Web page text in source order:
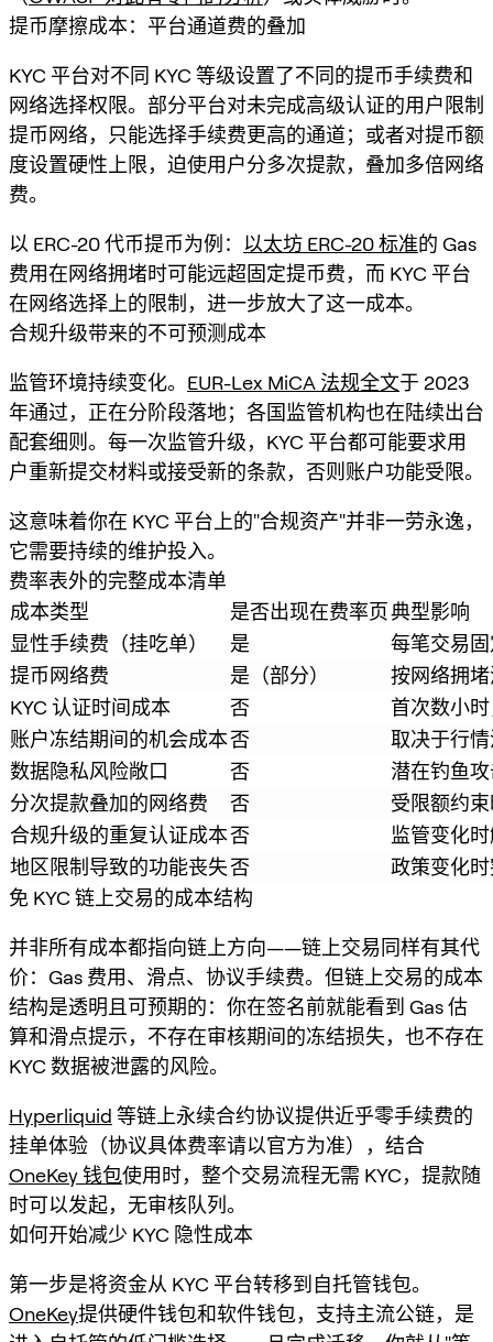
提币摩擦成本：平台通道费的叠加
KYC 平台对不同 KYC 等级设置了不同的提币手续费和
网络选择权限。部分平台对未完成高级认证的用户限制
提币网络，只能选择手续费更高的通道；或者对提币额
度设置硬性上限，迫使用户分多次提款，叠加多倍网络
费。
以 ERC-20 代币提币为例： 以太坊 ERC-20 标准的 Gas
费用在网络拥堵时可能远超固定提币费，而 KYC 平台
在网络选择上的限制，进一步放大了这一成本。
合规升级带来的不可预测成本
监管环境持续变化。 EUR-Lex MiCA 法规全文于 2023
年通过，正在分阶段落地；各国监管机构也在陆续出台
配套细则。每一次监管升级，KYC 平台都可能要求用
户重新提交材料或接受新的条款，否则账户功能受限。
这意味着你在 KYC 平台上的"合规资产"并非一劳永逸，
它需要持续的维护投入。
费率表外的完整成本清单
成本类型
是否出现在费率页典型影响
显性手续费（挂吃单）
是
每笔交易
提币网络费
是（部分）
按网络拥
KYC 认证时间成本
否
首次数小
账户冻结期间的机会成本否
取决于行
数据隐私风险敞口
否
潜在钓鱼
分次提款叠加的网络费
否
受限额约
合规升级的重复认证成本否
监管变化
地区限制导致的功能丧失否
政策变化
免 KYC 链上交易的成本结构
并非所有成本都指向链上方向——链上交易同样有其代
价：Gas 费用、滑点、协议手续费。但链上交易的成本
结构是透明且可预期的：你在签名前就能看到 Gas 估
算和滑点提示，不存在审核期间的冻结损失，也不存在
KYC 数据被泄露的风险。
Hyperliquid 等链上永续合约协议提供近乎零手续费的
挂单体验（协议具体费率请以官方为准），结合
OneKey 钱包使用时，整个交易流程无需 KYC，提款随
时可以发起，无审核队列。
如何开始减少 KYC 隐性成本
第一步是将资金从 KYC 平台转移到自托管钱包。
OneKey提供硬件钱包和软件钱包，支持主流公链，是